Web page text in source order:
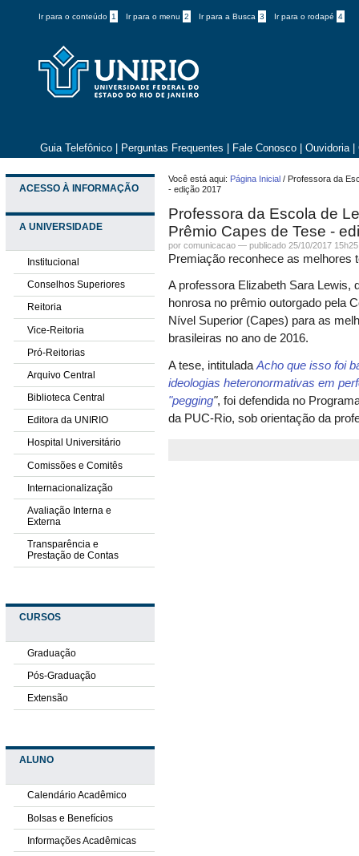
Ir para o conteúdo 1 Ir para o menu 2 Ir para a Busca 3 Ir para o rodapé 4
Guia Telefônico Perguntas Frequentes Fale Conosco Ouvidoria
ACESSO À INFORMAÇÃO
A UNIVERSIDADE
Institucional
Conselhos Superiores
Reitoria
Vice-Reitoria
Pró-Reitorias
Arquivo Central
Biblioteca Central
Editora da UNIRIO
Hospital Universitário
Comissões e Comitês
Internacionalização
Avaliação Interna e
Externa
Transparência e
Prestação de Contas
CURSOS
Graduação
Pós-Graduação
Extensão
ALUNO
Calendário Acadêmico
Bolsas e Benefícios
Informações Acadêmicas
Você está aqui: Página Inicial / Professora da
- edição 2017
Professora da Escola de
Prêmio Capes de Tese -
por comunicacao —publicado 25/10/2017
Premiação reconhece as melhores
A professora Elizabeth Sara Lewis,
honrosa no prêmio outorgado pela
Nível Superior (Capes) para as
brasileiras no ano de 2016.
A tese, intituladaAcho que isso foi
ideologias heteronormativas em
"pegging", foi defendida no
da PUC-Rio, sob orientação da